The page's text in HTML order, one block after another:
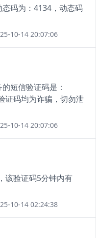
态码为：4134，动态码
10-14 20:07:06
短信验证码是：
证码均为诈骗，切勿泄
10-14 20:07:06
该验证码5分钟内有
10-14 02:24:38